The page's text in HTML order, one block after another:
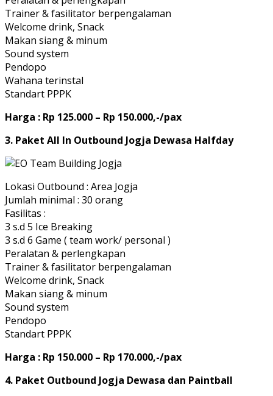
Trainer & fasilitator berpengalaman
Welcome drink, Snack
Makan siang & minum
Sound system
Pendopo
Wahana terinstal
Standart PPPK
Harga : Rp 125.000 – Rp 150.000,-/pax
3. Paket All In Outbound Jogja Dewasa Halfday
Lokasi Outbound : Area Jogja
Jumlah minimal : 30 orang
Fasilitas :
3 s.d 5 Ice Breaking
3 s.d 6 Game ( team work/ personal )
Peralatan & perlengkapan
Trainer & fasilitator berpengalaman
Welcome drink, Snack
Makan siang & minum
Sound system
Pendopo
Standart PPPK
Harga : Rp 150.000 – Rp 170.000,-/pax
4. Paket Outbound Jogja Dewasa dan Paintball